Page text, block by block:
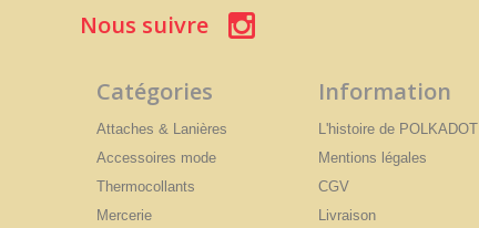
Nous suivre
Catégories
Attaches & Lanières
Accessoires mode
Thermocollants
Mercerie
Information
L'histoire de POLKADOT
Mentions légales
CGV
Livraison